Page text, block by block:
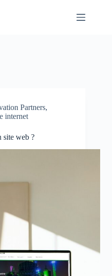
Partners,
internet
site web ?